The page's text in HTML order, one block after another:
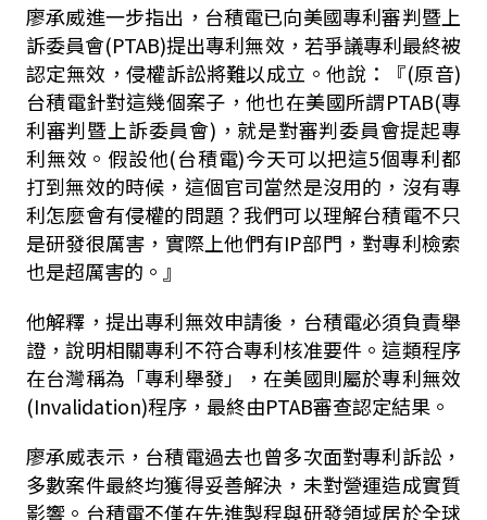
廖承威進一步指出，台積電已向美國專利審判暨上
訴委員會(PTAB)提出專利無效，若爭議專利最終被
認定無效，侵權訴訟將難以成立。他說：『(原音)
台積電針對這幾個案子，他也在美國所謂PTAB(專
利審判暨上訴委員會)，就是對審判委員會提起專
利無效。假設他(台積電)今天可以把這5個專利都
打到無效的時候，這個官司當然是沒用的，沒有專
利怎麼會有侵權的問題？我們可以理解台積電不只
是研發很厲害，實際上他們有IP部門，對專利檢索
也是超厲害的。』
他解釋，提出專利無效申請後，台積電必須負責舉
證，說明相關專利不符合專利核准要件。這類程序
在台灣稱為「專利舉發」，在美國則屬於專利無效
(Invalidation)程序，最終由PTAB審查認定結果。
廖承威表示，台積電過去也曾多次面對專利訴訟，
多數案件最終均獲得妥善解決，未對營運造成實質
影響。台積電不僅在先進製程與研發領域居於全球